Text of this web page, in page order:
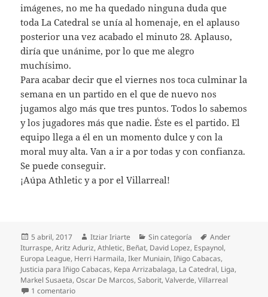
imágenes, no me ha quedado ninguna duda que
toda La Catedral se unía al homenaje, en el aplauso
posterior una vez acabado el minuto 28. Aplauso,
diría que unánime, por lo que me alegro
muchísimo.
Para acabar decir que el viernes nos toca culminar la
semana en un partido en el que de nuevo nos
jugamos algo más que tres puntos. Todos lo sabemos
y los jugadores más que nadie. Éste es el partido. El
equipo llega a él en un momento dulce y con la
moral muy alta. Van a ir a por todas y con confianza.
Se puede conseguir.
¡Aúpa Athletic y a por el Villarreal!
Publicado
el
5 abril, 2017 Autor
Itziar Iriarte Categorías
Sin categoría Etiquetas
Ander
Iturraspe,Aritz Aduriz,Athletic, Beñat, David Lopez, Espaynol,
Europa League, Herri Harmaila,Iker Muniain,Iñigo Cabacas,
Justicia para Iñigo Cabacas, Kepa Arrizabalaga, La Catedral, Liga,
Markel Susaeta,Oscar De Marcos,Saborit,Valverde,Villarreal
1 comentarioen Un solvente Athletic derrota al Espanyol